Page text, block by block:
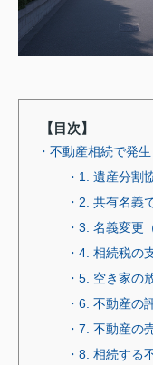
【目次】
・不動産相続で発
・1. 遺産分割
・2. 共有名義
・3. 名義変更
・4. 相続税の
・5. 空き家の
・6. 不動産の
・7. 不動産の
・8. 相続する